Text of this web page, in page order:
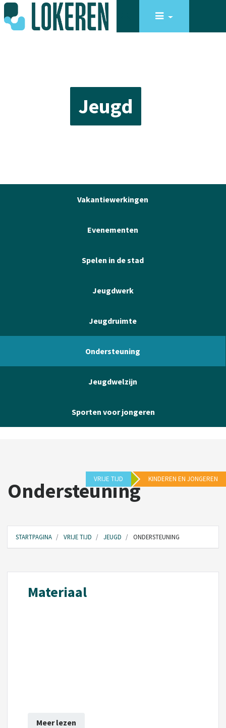
Jeugd
Vakantiewerkingen
Evenementen
Spelen in de stad
Jeugdwerk
Jeugdruimte
Ondersteuning
Jeugdwelzijn
Sporten voor jongeren
VRIJE TIJD KINDEREN EN JONGEREN
Ondersteuning
STARTPAGINA VRIJE TIJD JEUGD ONDERSTEUNING
Materiaal
Meer lezen